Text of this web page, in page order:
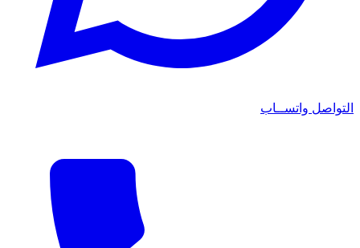
التواصل واتســاب